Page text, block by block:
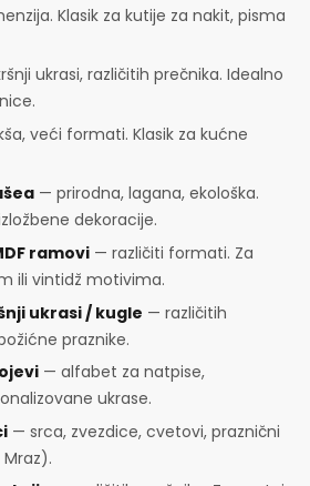
Klasik za kutije za nakit, pisma
ukrasi, različitih prečnika. Idealno
veći formati. Klasik za kućne
— prirodna, lagana, ekološka.
dekoracije.
ramovi — različiti formati. Za
ili vintidž motivima.
ukrasi / kugle — različitih
praznike.
— alfabet za natpise,
ukrase.
— srca, zvezdice, cvetovi, praznični